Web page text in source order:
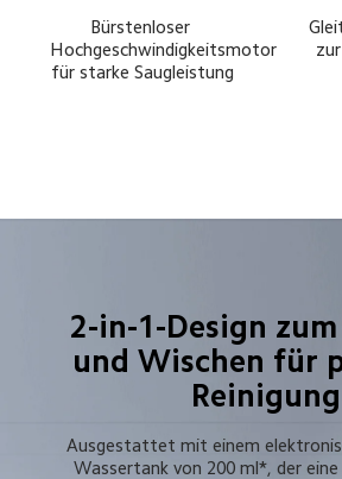
Bürstenloser
Hochgeschwindigkeitsmotor
für starke Saugleistung
2-in-1-Design zum
und Wischen für
Reinigung
Ausgestattet mit einem
Wassertank von 200 ml*, der